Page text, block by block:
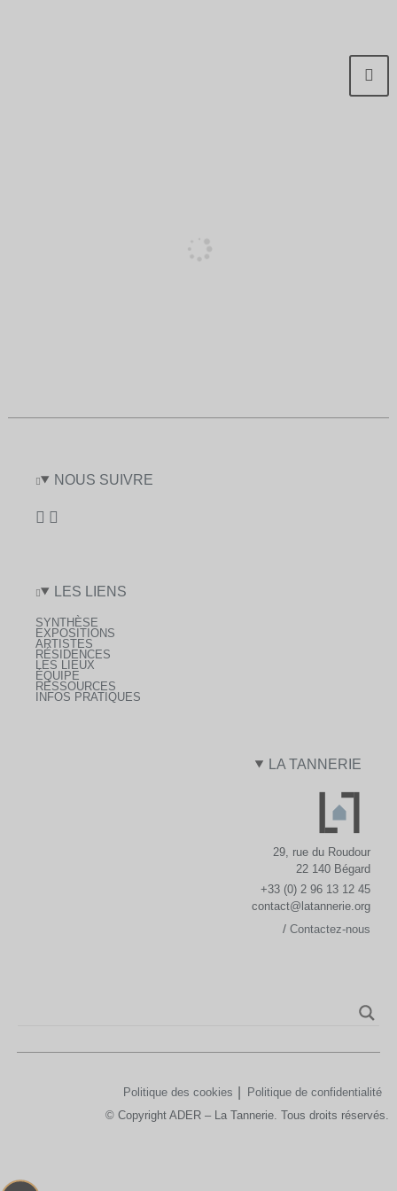
NOUS SUIVRE
LES LIENS
SYNTHÈSE
EXPOSITIONS
ARTISTES
RÉSIDENCES
LES LIEUX
ÉQUIPE
RESSOURCES
INFOS PRATIQUES
LA TANNERIE
29, rue du Roudour
22 140 Bégard
+33 (0) 2 96 13 12 45
contact@latannerie.org
/ Contactez-nous
Politique des cookies
Politique de confidentialité
© Copyright ADER – La Tannerie. Tous droits réservés.